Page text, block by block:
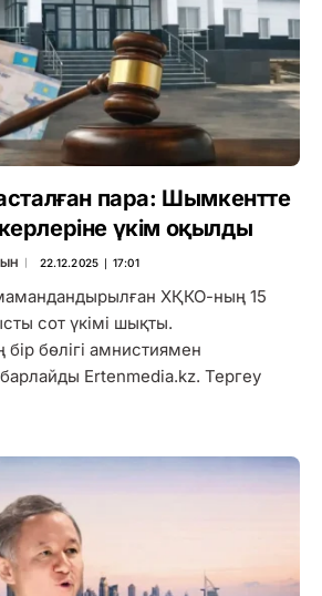
пара: Шымкентте
үкім оқылды
22.12.2025 ∣ 17:01
ХҚКО-ның 15
сот үкімі шықты.
бөлігі амнистиямен
Ertenmedia.kz. Тергеу